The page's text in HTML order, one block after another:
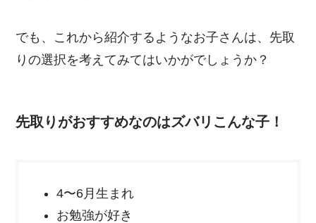
でも、これから紹介するようなお子さんは、先取
りの選択を考えてみてはいかがでしょうか？
先取りがおすすめなのはズバリこんな子！
4〜6月生まれ
お勉強が好き